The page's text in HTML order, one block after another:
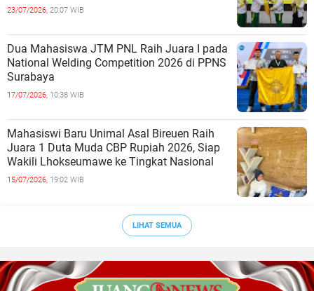
23/07/2026, 20:07 WIB
Dua Mahasiswa JTM PNL Raih Juara I pada
National Welding Competition 2026 di PPNS
Surabaya
17/07/2026, 10:38 WIB
Mahasiswi Baru Unimal Asal Bireuen Raih
Juara 1 Duta Muda CBP Rupiah 2026, Siap
Wakili Lhokseumawe ke Tingkat Nasional
15/07/2026, 19:02 WIB
LIHAT SEMUA